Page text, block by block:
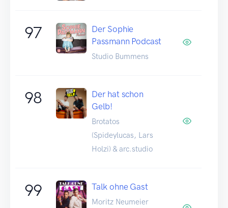
97
Der Sophie
Passmann Podcast
Studio Bummens
98
Der hat schon
Gelb!
Brotatos
(Spideylucas, Lars
Holzi) & arc.studio
99 Talk ohne Gast
Moritz Neumeier